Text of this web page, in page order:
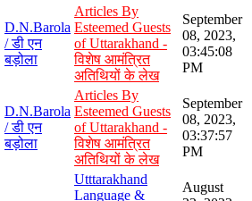
D.N.Barola
/ डी एन
बड़ोला
Articles By
Esteemed Guests
of Uttarakhand -
विशेष आमंत्रित
अतिथियों के लेख
September
08, 2023,
03:45:08
PM
D.N.Barola
/ डी एन
बड़ोला
Articles By
Esteemed Guests
of Uttarakhand -
विशेष आमंत्रित
अतिथियों के लेख
September
08, 2023,
03:37:57
PM
Utttarakhand
Language &
August